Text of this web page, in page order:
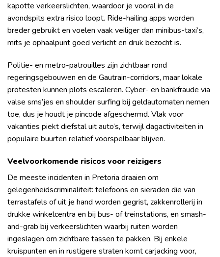
kapotte verkeerslichten, waardoor je vooral in de
avondspits extra risico loopt. Ride-hailing apps worden
breder gebruikt en voelen vaak veiliger dan minibus-taxi’s,
mits je ophaalpunt goed verlicht en druk bezocht is.
Politie- en metro-patrouilles zijn zichtbaar rond
regeringsgebouwen en de Gautrain-corridors, maar lokale
protesten kunnen plots escaleren. Cyber- en bankfraude via
valse sms’jes en shoulder surfing bij geldautomaten nemen
toe, dus je houdt je pincode afgeschermd. Vlak voor
vakanties piekt diefstal uit auto’s, terwijl dagactiviteiten in
populaire buurten relatief voorspelbaar blijven.
Veelvoorkomende risicos voor reizigers
De meeste incidenten in Pretoria draaien om
gelegenheidscriminaliteit: telefoons en sieraden die van
terrastafels of uit je hand worden gegrist, zakkenrollerij in
drukke winkelcentra en bij bus- of treinstations, en smash-
and-grab bij verkeerslichten waarbij ruiten worden
ingeslagen om zichtbare tassen te pakken. Bij enkele
kruispunten en in rustigere straten komt carjacking voor,